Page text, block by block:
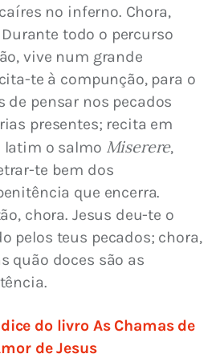
no inferno. Chora,
todo o percurso
vive num grande
te à compunção, para o
de pensar nos pecados
presentes; recita em
latim o salmo Miserere,
te bem dos
que encerra.
chora. Jesus deu-te o
pelos teus pecados; chora,
quão doces são as
do livro As Chamas de
de Jesus